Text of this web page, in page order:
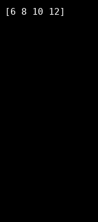
[6 8 10 12]